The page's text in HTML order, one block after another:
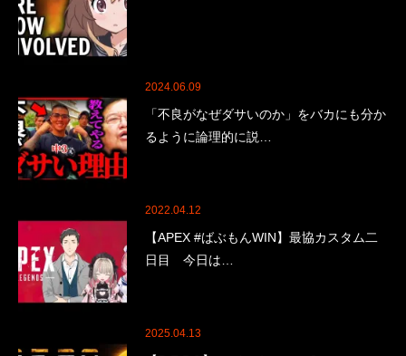
2024.06.09
「不良がなぜダサいのか」をバカにも分か
るように論理的に説…
2022.04.12
【APEX #ばぶもんWIN】最協カスタム二
日目 今日は…
2025.04.13